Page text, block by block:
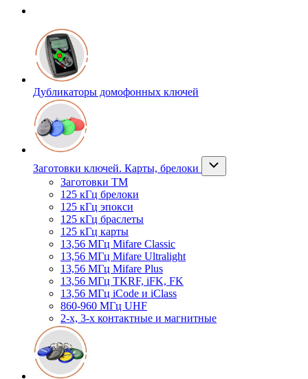
Дубликаторы домофонных ключей
Заготовки ключей. Карты, брелоки
Заготовки ТМ
125 кГц брелоки
125 кГц эпокси
125 кГц браслеты
125 кГц карты
13,56 МГц Mifare Classic
13,56 МГц Mifare Ultralight
13,56 МГц Mifare Plus
13,56 МГц TKRF, iFK, FK
13,56 МГц iCode и iClass
860-960 МГц UHF
2-х, 3-х контактные и магнитные